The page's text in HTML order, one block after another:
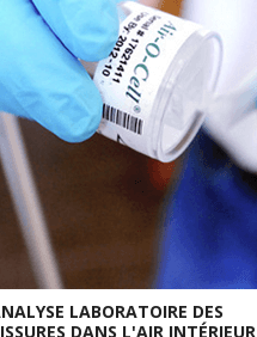
LABORATOIRE DES
DANS L'AIR INTÉRIEUR